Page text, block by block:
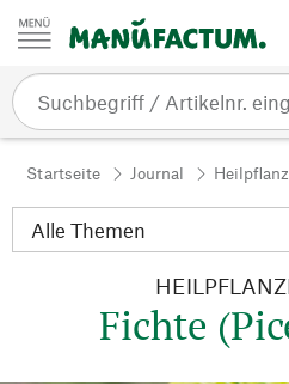
Zum Inhalt springen
Startseite Journal
Fichte